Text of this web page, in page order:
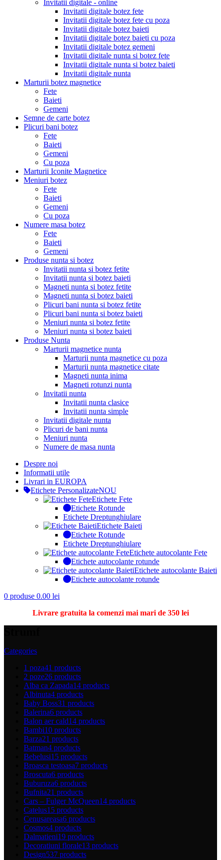
Invitatii digitale - online
Invitatii digitale botez fete
Invitatii digitale botez fete cu poza
Invitatii digitale botez baieti
Invitatii digitale botez baieti cu poza
Invitatii digitale botez gemeni
Invitatii digitale nunta si botez fete
Invitatii digitale nunta si botez baieti
Invitatii digitale nunta
Marturii botez magnetice
Fete
Baieti
Gemeni
Semne de carte botez
Plicuri bani botez
Fete
Baieti
Gemeni
Cu poza
Marturii Iconite Magnetice
Meniuri botez
Fete
Baieti
Gemeni
Cu poza
Numere masa botez
Fete
Baieti
Gemeni
Produse nunta si botez
Invitatii nunta si botez fetite
Invitatii nunta si botez baieti
Magneti nunta si botez fetite
Magneti nunta si botez baieti
Plicuri bani nunta si botez fetite
Plicuri bani nunta si botez baieti
Meniuri nunta si botez fetite
Meniuri nunta si botez baieti
Produse Nunta
Marturii magnetice nunta
Marturii nunta magnetice cu poza
Marturii nunta magnetice citate
Magneti nunta inima
Magneti rotunzi nunta
Invitatii nunta
Invitatii nunta clasice
Invitatii nunta simple
Invitatii digitale nunta
Plicuri de bani nunta
Meniuri nunta
Numere de masa nunta
Despre noi
Informatii utile
Livrari in EUROPA
Etichete PersonalizateNOU
Etichete Fete
Etichete Rotunde
Etichete Dreptunghiulare
Etichete Baieti
Etichete Rotunde
Etichete Dreptunghiulare
Etichete autocolante Fete
Etichete autocolante rotunde
Etichete autocolante Baieti
Etichete autocolante rotunde
0 produse 0.00 lei
Livrare gratuita la comenzi mai mari de 350 lei
Categories
1 poza41 products
2 poze26 products
Alba ca Zapada14 products
Albinuta4 products
Baby Boss31 products
Balerina6 products
Balon aer cald14 products
Bambi10 products
Barza21 products
Batman4 products
Bebelusi15 products
Broasca testoasa7 products
Broscuta6 products
Buburuza6 products
Bufnita21 products
Cars – Fulger McQueen14 products
Catelus15 products
Cenusareasa6 products
Cosmos4 products
Dalmatieni19 products
Decoratiuni florale13 products
Design537 products